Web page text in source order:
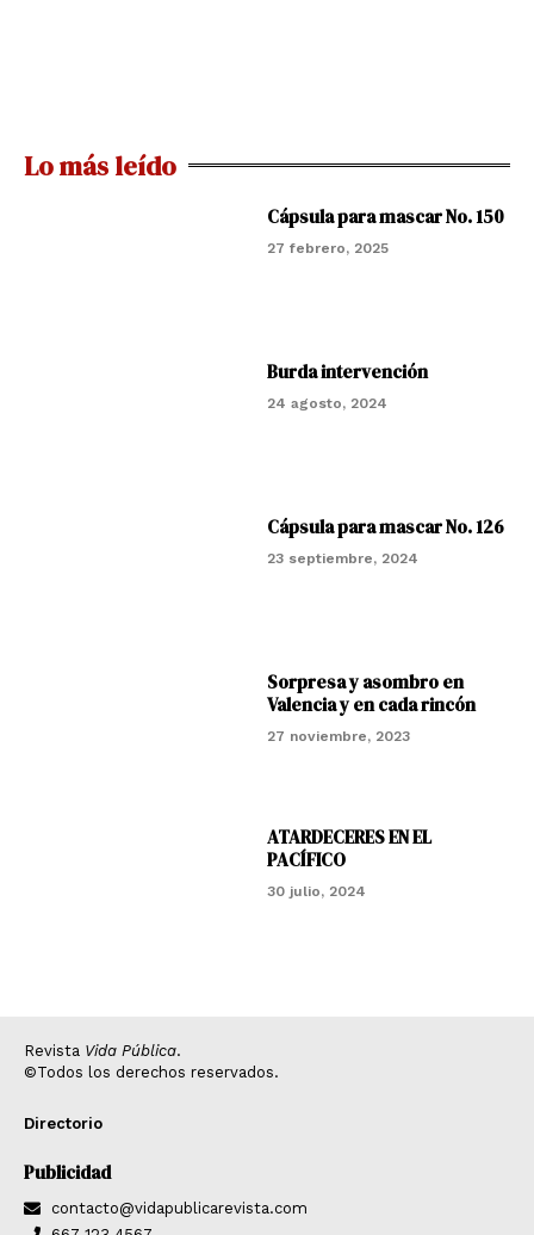
Lo más leído
Cápsula para mascar No. 150
27 febrero, 2025
Burda intervención
24 agosto, 2024
Cápsula para mascar No. 126
23 septiembre, 2024
Sorpresa y asombro en
Valencia y en cada rincón
27 noviembre, 2023
ATARDECERES EN EL
PACÍFICO
30 julio, 2024
Revista Vida Pública.
©Todos los derechos reservados.
Directorio
Publicidad
contacto@vidapublicarevista.com